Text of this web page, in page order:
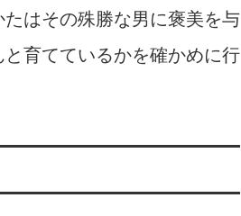
はその殊勝な男に褒美を与
育てているかを確かめに行